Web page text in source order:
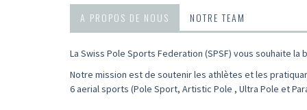
A PROPOS DE NOUS NOTRE TEAM
La Swiss Pole Sports Federation (SPSF) vous souhaite
Notre mission est de soutenir les athlètes et les
6 aerial sports (Pole Sport, Artistic Pole , Ultra Pole et